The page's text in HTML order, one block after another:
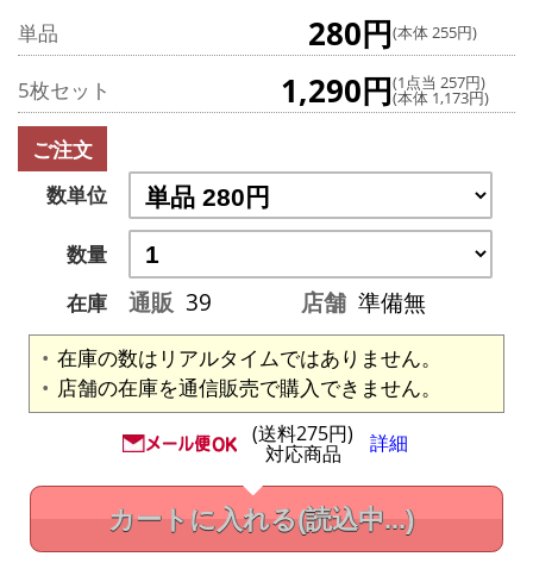
単品 280円(本体 255円)
5枚セット 1,290円(1点当 257円)
(本体 1,173円)
ご注文
数単位
数量
在庫
通販 39 店舗 準備無
在庫の数はリアルタイムではありません。
店舗の在庫を通信販売で購入できません。
(送料275円)
対応商品 詳細
カートに入れる(読込中...)